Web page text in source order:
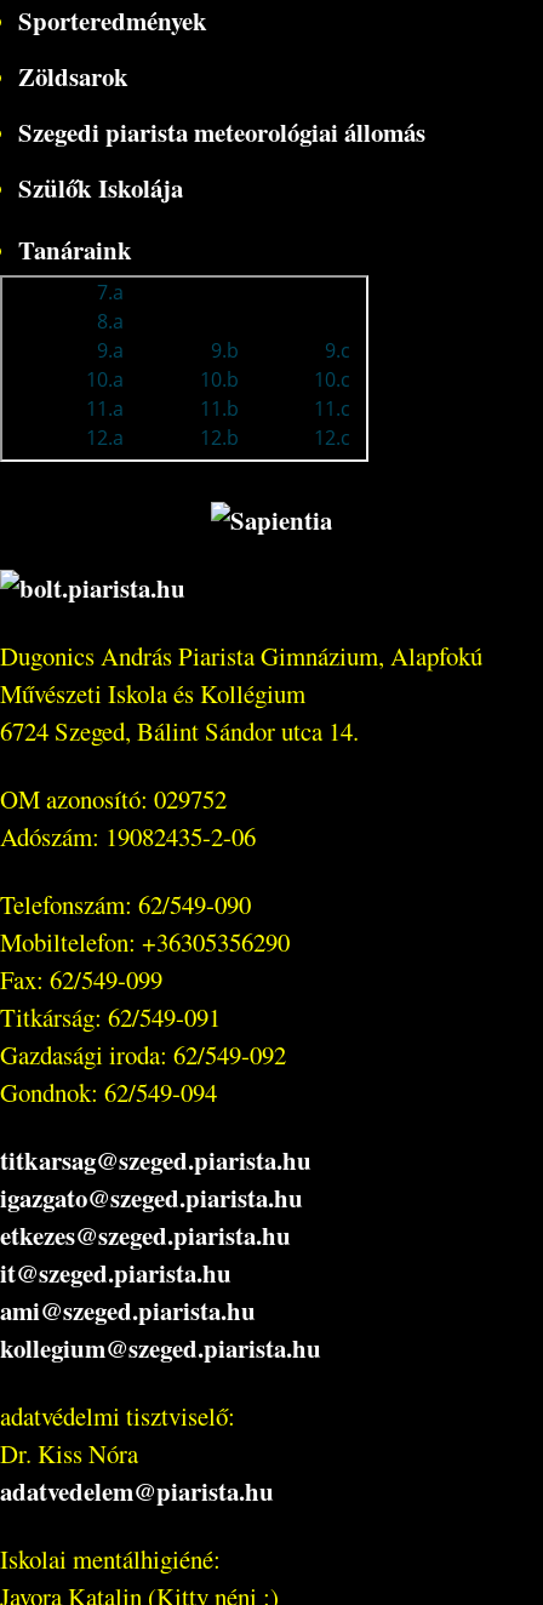
Sporteredmények
Zöldsarok
Szegedi piarista meteorológiai állomás
Szülők Iskolája
Tanáraink
Dugonics András Piarista Gimnázium, Alapfokú
Művészeti Iskola és Kollégium
6724 Szeged, Bálint Sándor utca 14.
OM azonosító: 029752
Adószám: 19082435-2-06
Telefonszám: 62/549-090
Mobiltelefon: +36305356290
Fax: 62/549-099
Titkárság: 62/549-091
Gazdasági iroda: 62/549-092
Gondnok: 62/549-094
titkarsag@szeged.piarista.hu
igazgato@szeged.piarista.hu
etkezes@szeged.piarista.hu
it@szeged.piarista.hu
ami@szeged.piarista.hu
kollegium@szeged.piarista.hu
adatvédelmi tisztviselő:
Dr. Kiss Nóra
adatvedelem@piarista.hu
Iskolai mentálhigiéné:
Javora Katalin (Kitty néni :)